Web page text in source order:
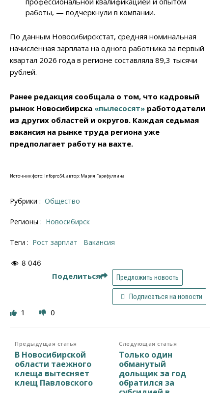
работы, — подчеркнули в компании.
По данным Новосибирскстат, средняя номинальная
начисленная зарплата на одного работника за первый
квартал 2026 года в регионе составляла 89,3 тысячи
рублей.
Ранее редакция сообщала о том, что кадровый
рынок Новосибирска «пылесосят» работодатели
из других областей и округов. Каждая седьмая
вакансия на рынке труда региона уже
предполагает работу на вахте.
Источник фото: Infopro54, автор: Мария Гарифуллина
Рубрики : Общество
Регионы : Новосибирск
Теги : рост зарплат вакансия
8 046
Поделиться Предложить новость
Подписаться на новости
1 0
Предыдущая статья
В Новосибирской
области таежного
клеща вытесняет
клещ Павловского
Следующая статья
Только один
обманутый
дольщик за год
обратился за